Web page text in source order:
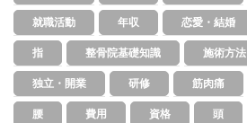
就職活動 年収 恋愛・結婚
指 整骨院基礎知識 施術方法
独立・開業 研修 筋肉痛
腰 費用 資格 頭